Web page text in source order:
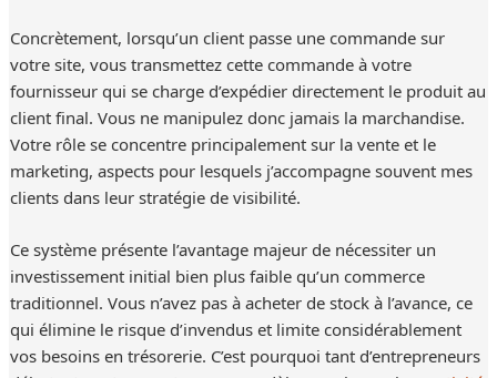
Concrètement, lorsqu’un client passe une commande sur
votre site, vous transmettez cette commande à votre
fournisseur qui se charge d’expédier directement le produit au
client final. Vous ne manipulez donc jamais la marchandise.
Votre rôle se concentre principalement sur la vente et le
marketing, aspects pour lesquels j’accompagne souvent mes
clients dans leur stratégie de visibilité.
Ce système présente l’avantage majeur de nécessiter un
investissement initial bien plus faible qu’un commerce
traditionnel. Vous n’avez pas à acheter de stock à l’avance, ce
qui élimine le risque d’invendus et limite considérablement
vos besoins en trésorerie. C’est pourquoi tant d’entrepreneurs